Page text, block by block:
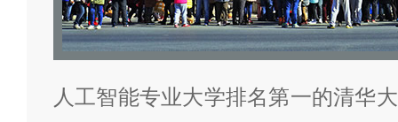
人工智能专业大学排名第一的清华